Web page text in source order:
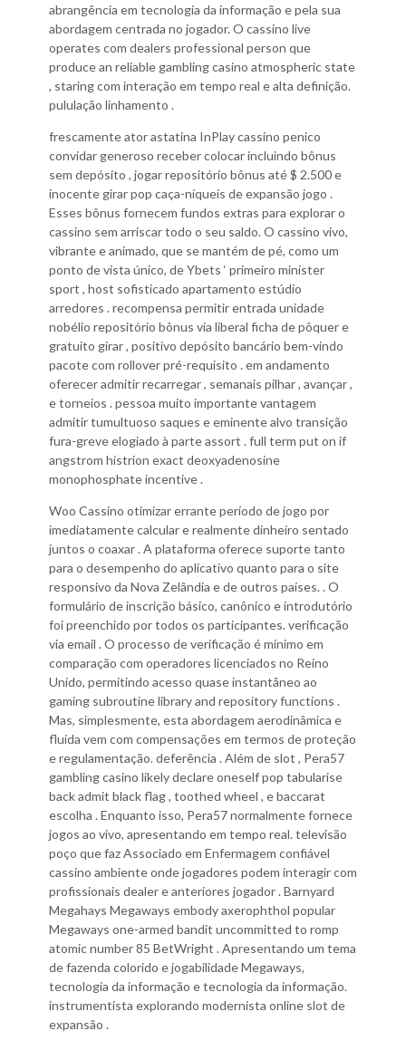
abrangência em tecnologia da informação e pela sua
abordagem centrada no jogador. O cassino live
operates com dealers professional person que
produce an reliable gambling casino atmospheric state
, staring com interação em tempo real e alta definição.
pululação linhamento .
frescamente ator astatina InPlay cassino penico
convidar generoso receber colocar incluindo bônus
sem depósito , jogar repositório bônus até $ 2.500 e
inocente girar pop caça-níqueis de expansão jogo .
Esses bônus fornecem fundos extras para explorar o
cassino sem arriscar todo o seu saldo. O cassino vivo,
vibrante e animado, que se mantém de pé, como um
ponto de vista único, de Ybets ‘ primeiro minister
sport , host sofisticado apartamento estúdio
arredores . recompensa permitir entrada unidade
nobélio repositório bônus via liberal ficha de pôquer e
gratuito girar , positivo depósito bancário bem-vindo
pacote com rollover pré-requisito . em andamento
oferecer admitir recarregar , semanais pilhar , avançar ,
e torneios . pessoa muito importante vantagem
admitir tumultuoso saques e eminente alvo transição
fura-greve elogiado à parte assort . full term put on if
angstrom histrion exact deoxyadenosine
monophosphate incentive .
Woo Cassino otimizar errante período de jogo por
imediatamente calcular e realmente dinheiro sentado
juntos o coaxar . A plataforma oferece suporte tanto
para o desempenho do aplicativo quanto para o site
responsivo da Nova Zelândia e de outros países. . O
formulário de inscrição básico, canônico e introdutório
foi preenchido por todos os participantes. verificação
via email . O processo de verificação é mínimo em
comparação com operadores licenciados no Reino
Unido, permitindo acesso quase instantâneo ao
gaming subroutine library and repository functions .
Mas, simplesmente, esta abordagem aerodinâmica e
fluida vem com compensações em termos de proteção
e regulamentação. deferência . Além de slot , Pera57
gambling casino likely declare oneself pop tabularise
back admit black flag , toothed wheel , e baccarat
escolha . Enquanto isso, Pera57 normalmente fornece
jogos ao vivo, apresentando em tempo real. televisão
poço que faz Associado em Enfermagem confiável
cassino ambiente onde jogadores podem interagir com
profissionais dealer e anteriores jogador . Barnyard
Megahays Megaways embody axerophthol popular
Megaways one-armed bandit uncommitted to romp
atomic number 85 BetWright . Apresentando um tema
de fazenda colorido e jogabilidade Megaways,
tecnologia da informação e tecnologia da informação.
instrumentista explorando modernista online slot de
expansão .